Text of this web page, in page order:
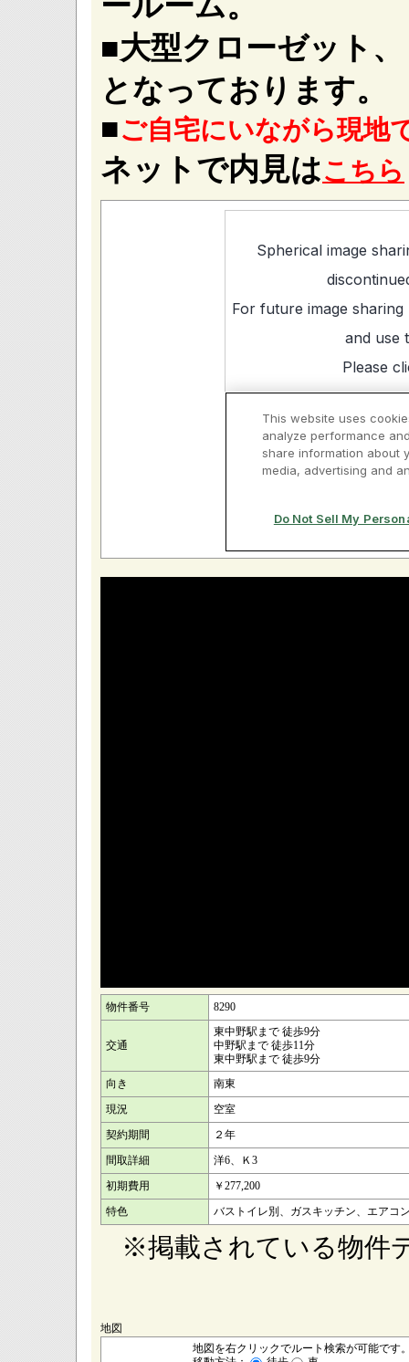
■大型クローゼット
となっております。
■ご自宅にいながら現地
ネットで内見はこちら
物件番号 8290
交通
東中野駅まで 徒歩9分
中野駅まで 徒歩11分
東中野駅まで 徒歩9分
向き
南東
現況
空室
契約期間
２年
間取詳細
洋6、Ｋ3
初期費用
￥277,200
特色
バストイレ別、ガスキッチン、エアコ
※掲載されている物件
地図
地図を右クリックでルート検索が可能です